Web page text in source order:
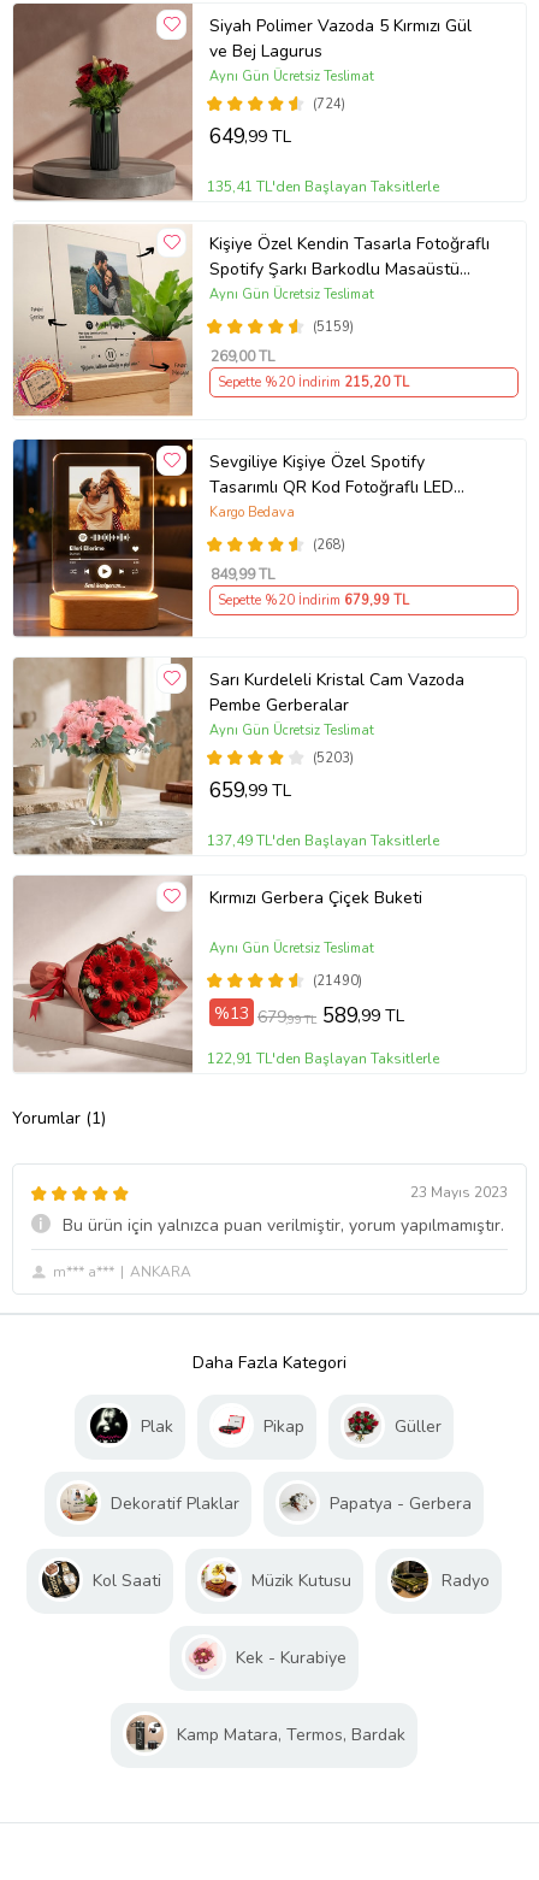
Siyah Polimer Vazoda 5 Kırmızı Gül
ve Bej Lagurus
(724)
Aynı Gün Ücretsiz Teslimat
649,99 TL
135,41 TL'den Başlayan Taksitlerle
Kişiye Özel Kendin Tasarla Fotoğraflı
Spotify Şarkı Barkodlu Masaüstü
Plak Fotoğraf Çerçevesi
(5159)
Aynı Gün Ücretsiz Teslimat
269,00 TL
Sepette %20 İndirim 215,20 TL
Sevgiliye Kişiye Özel Spotify
Tasarımlı QR Kod Fotoğraflı LED
Gece Lambası Ahşap Kaideli Hediye
(268)
Kargo Bedava
849,99 TL
Sepette %20 İndirim 679,99 TL
Sarı Kurdeleli Kristal Cam Vazoda
Pembe Gerberalar
(5203)
Aynı Gün Ücretsiz Teslimat
659,99 TL
137,49 TL'den Başlayan Taksitlerle
Kırmızı Gerbera Çiçek Buketi
(21490)
Aynı Gün Ücretsiz Teslimat
%13 679,99 TL 589,99 TL
122,91 TL'den Başlayan Taksitlerle
Yorumlar (1)
23 Mayıs 2023
Bu ürün için yalnızca puan verilmiştir, yorum yapılmamıştır.
m*** a*** ANKARA
Daha Fazla Kategori
Plak Pikap Güller
Dekoratif Plaklar Papatya - Gerbera
Kol Saati Müzik Kutusu Radyo
Kek - Kurabiye
Kamp Matara, Termos, Bardak